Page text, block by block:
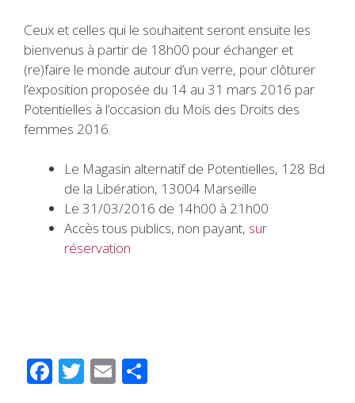
Ceux et celles qui le souhaitent seront ensuite les
bienvenus à partir de 18h00 pour échanger et
(re)faire le monde autour d’un verre, pour clôturer
l’exposition proposée du 14 au 31 mars 2016 par
Potentielles à l’occasion du Mois des Droits des
femmes 2016.
Le Magasin alternatif de Potentielles, 128 Bd
de la Libération, 13004 Marseille
Le 31/03/2016 de 14h00 à 21h00
Accès tous publics, non payant, sur
réservation
F T E